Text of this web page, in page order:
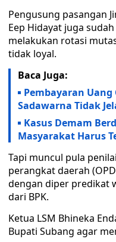
Pengusung pasangan
Eep Hidayat juga
melakukan rotasi
tidak loyal.
Baca Juga:
Pembayaran
Sadawarna Tidak
Kasus Demam
Masyarakat Harus
Tapi muncul pula
perangkat daerah
dengan diper predikat
dari BPK.
Ketua LSM Bhineka
Bupati Subang agar